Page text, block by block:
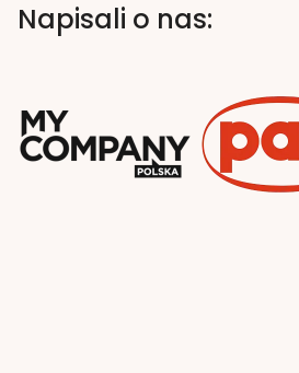
Napisali o nas: